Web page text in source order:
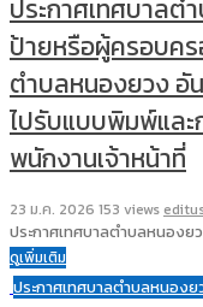
ประกาศเทศบาลต
ป้ายหรือผู้ครอบค
ตำบลหนองยวง อั
ไปรับแบบพิมพ์แล
พนักงานเจ้าหน้าที่
23 ม.ค. 2026 153 views
ประกาศเทศบาลตำบลหนองย
ดูเพิ่มเติม
ประกาศเทศบาลตำบลหนองย